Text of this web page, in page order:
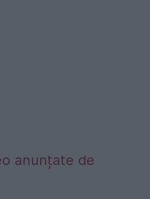
anunțate de